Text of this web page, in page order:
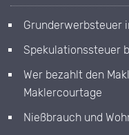
Grunderwerbsteuer
Spekulationssteuer
Wer bezahlt den
Maklercourtage
Nießbrauch und